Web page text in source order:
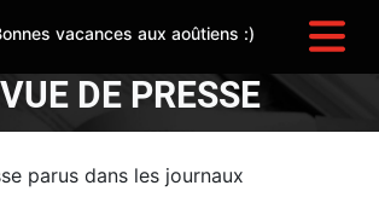
vacances aux aoûtiens :)
DE PRESSE
parus dans les journaux